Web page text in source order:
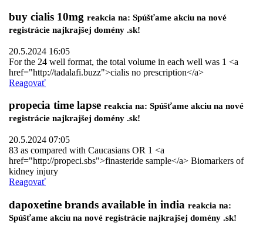
buy cialis 10mg reakcia na: Spúšťame akciu na nové
registrácie najkrajšej domény .sk!
20.5.2024 16:05
For the 24 well format, the total volume in each well was 1 <a
href="http://tadalafi.buzz">cialis no prescription</a>
Reagovať
propecia time lapse reakcia na: Spúšťame akciu na nové
registrácie najkrajšej domény .sk!
20.5.2024 07:05
83 as compared with Caucasians OR 1 <a
href="http://propeci.sbs">finasteride sample</a> Biomarkers of
kidney injury
Reagovať
dapoxetine brands available in india reakcia na:
Spúšťame akciu na nové registrácie najkrajšej domény .sk!